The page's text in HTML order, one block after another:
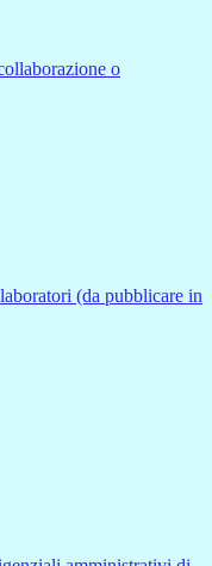
o
(da pubblicare in